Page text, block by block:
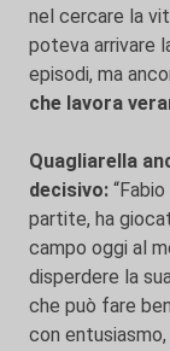
nel cercare la
poteva arrivare
episodi, ma
che lavora
Quagliarella
decisivo:
partite, ha
campo oggi al
disperdere la
che può fare
con entusiasmo,